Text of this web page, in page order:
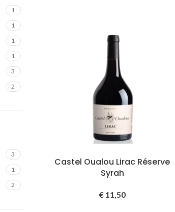
1
1
1
1
3
2
3
1
2
Castel Oualou Lirac Réserve
Syrah
€11,50